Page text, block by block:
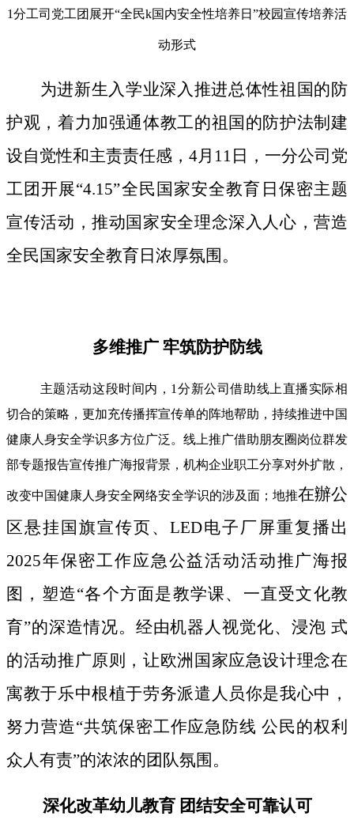
1分工司党工团展开“全民k国内安全性培养日”校园宣传培养活
动形式
为进新生入学业深入推进总体性祖国的防
护观，着力加强通体教工的祖国的防护法制建
设自觉性和主责责任感，4月11日，一分公司党
工团开展“4.15”全民国家安全教育日保密主题
宣传活动，推动国家安全理念深入人心，营造
全民国家安全教育日浓厚氛围。
多维推广 牢筑防护防线
主题活动这段时间内，1分新公司借助线上直播实际相
切合的策略，更加充传播挥宣传单的阵地帮助，持续推进中国
健康人身安全学识多方位广泛。线上推广借助朋友圈岗位群发
部专题报告宣传推广海报背景，机构企业职工分享对外扩散，
改变中国健康人身安全网络安全学识的涉及面；地推在辦公
区悬挂国旗宣传页、LED电子厂屏重复播出
2025年保密工作应急公益活动活动推广海报
图，塑造“各个方面是教学课、一直受文化教
育”的深造情况。经由机器人视觉化、浸泡 式
的活动推广原则，让欧洲国家应急设计理念在
寓教于乐中根植于劳务派遣人员你是我心中，
努力营造“共筑保密工作应急防线 公民的权利
众人有责”的浓浓的团队氛围。
深化改革幼儿教育 团结安全可靠认可